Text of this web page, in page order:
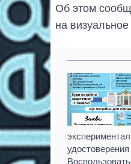
Об этом
на